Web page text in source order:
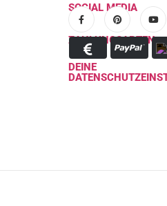
SOCIAL MEDIA
ZAHLUNGSARTEN
DEINE